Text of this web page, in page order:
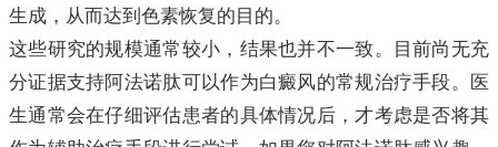
生成，从而达到色素恢复的目的。
这些研究的规模通常较小，结果也并不一致。目前尚无充
分证据支持阿法诺肽可以作为白癜风的常规治疗手段。医
生通常会在仔细评估患者的具体情况后，才考虑是否将其